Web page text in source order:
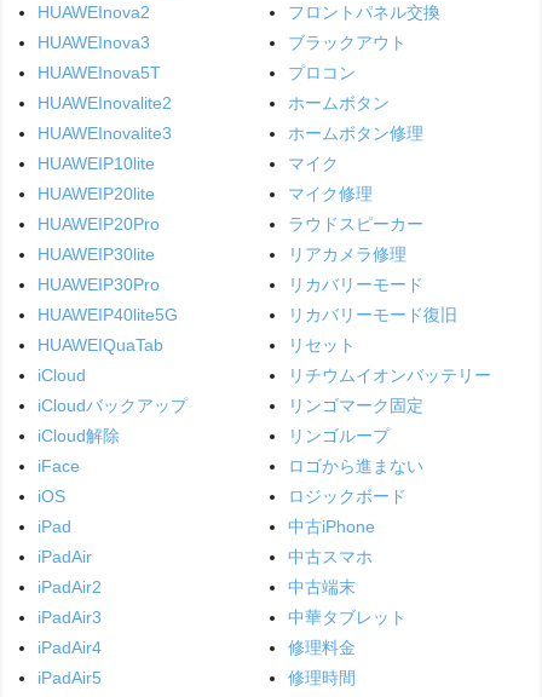
HUAWEInova2
HUAWEInova3
HUAWEInova5T
HUAWEInovalite2
HUAWEInovalite3
HUAWEIP10lite
HUAWEIP20lite
HUAWEIP20Pro
HUAWEIP30lite
HUAWEIP30Pro
HUAWEIP40lite5G
HUAWEIQuaTab
iCloud
iCloudバックアップ
iCloud解除
iFace
iOS
iPad
iPadAir
iPadAir2
iPadAir3
iPadAir4
iPadAir5
フロントパネル交換
ブラックアウト
プロコン
ホームボタン
ホームボタン修理
マイク
マイク修理
ラウドスピーカー
リアカメラ修理
リカバリーモード
リカバリーモード復旧
リセット
リチウムイオンバッテリー
リンゴマーク固定
リンゴループ
ロゴから進まない
ロジックボード
中古iPhone
中古スマホ
中古端末
中華タブレット
修理料金
修理時間